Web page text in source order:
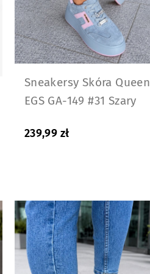
Sneakersy Skóra Queen
EGS GA-149 #31 Szary
239,99 zł